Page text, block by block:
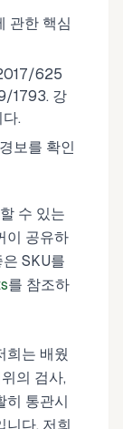
관한 핵심
625
1793. 강
.
보를 확인
수 있는
이 공유하
SKU를
를 참조하
희는 배웠
의 검사,
히 통관시
니다. 저희